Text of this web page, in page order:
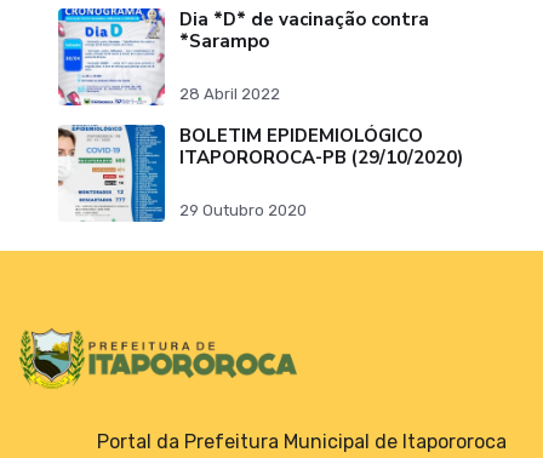
Dia *D* de vacinação contra
*Sarampo
28 Abril 2022
BOLETIM EPIDEMIOLÓGICO
ITAPOROROCA-PB (29/10/2020)
29 Outubro 2020
Portal da Prefeitura Municipal de Itapororoca